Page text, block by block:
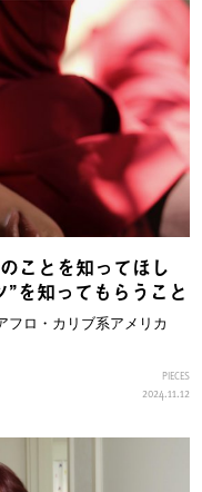
ことを知ってほし
を知ってもらうこと
フロ・カリブ系アメリカ
PIECES
2024.11.12